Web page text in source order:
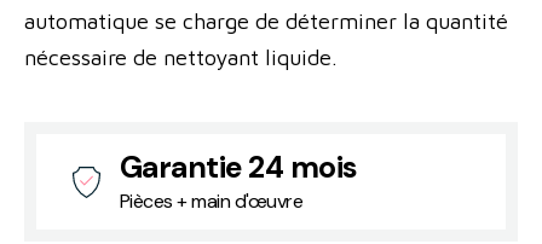
automatique se charge de déterminer la quantité
nécessaire de nettoyant liquide.
Garantie 24 mois
Pièces + main d'œuvre